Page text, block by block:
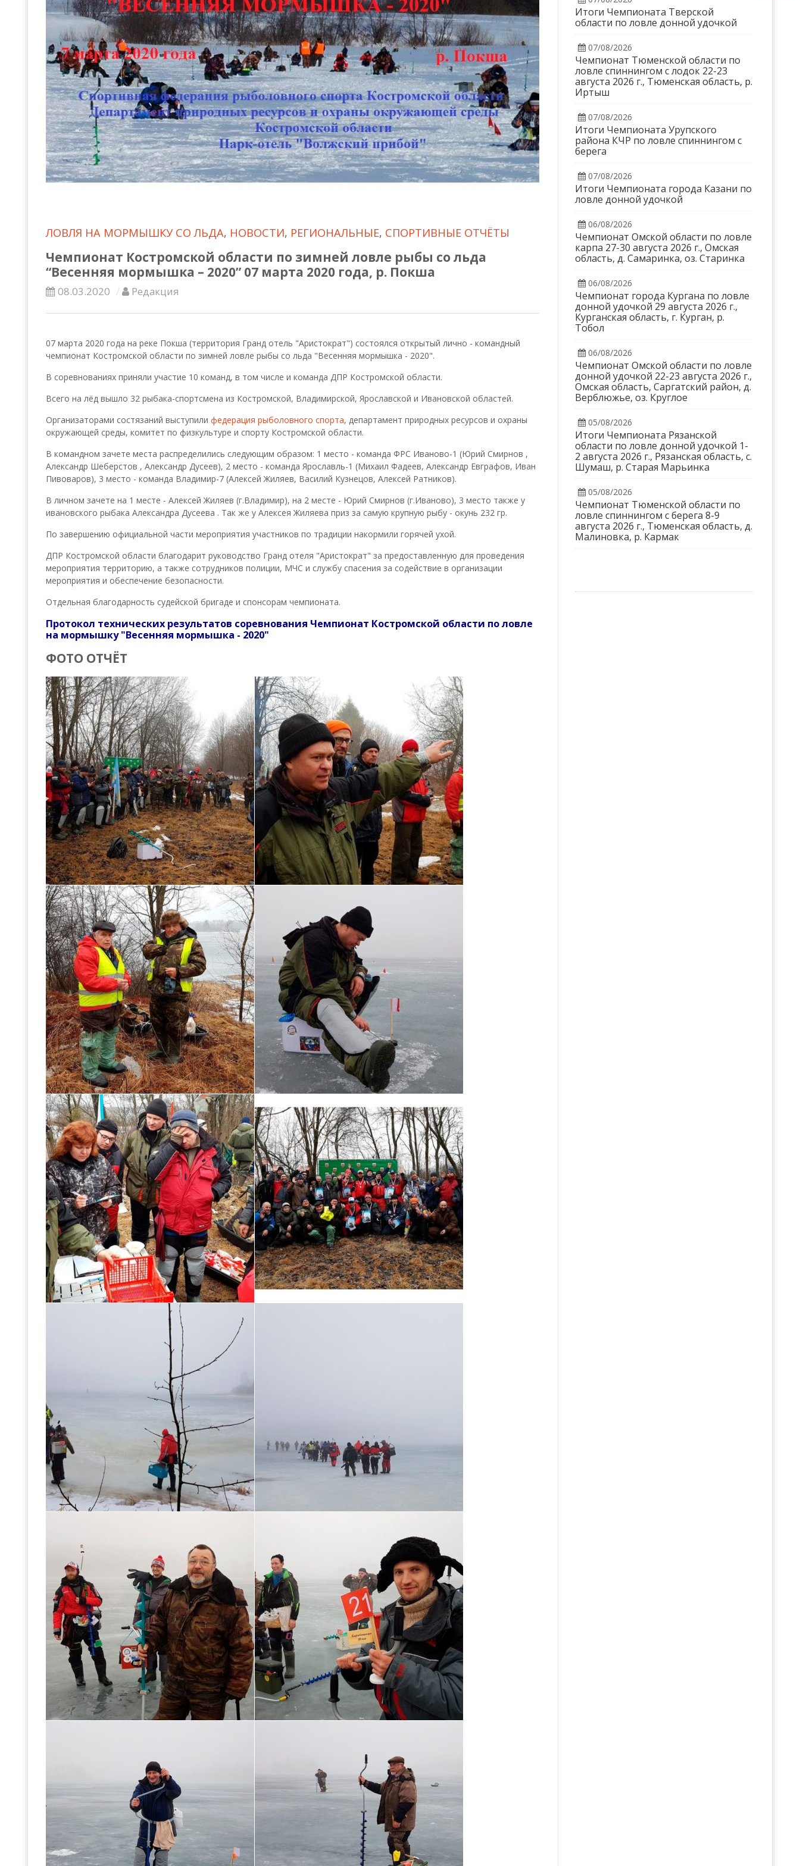
ЛОВЛЯ НА МОРМЫШКУ СО ЛЬДА, НОВОСТИ, РЕГИОНАЛЬНЫЕ, СПОРТИВНЫЕ ОТЧЁТЫ
Чемпионат Костромской области по зимней ловле рыбы со льда
“Весенняя мормышка – 2020” 07 марта 2020 года, р. Покша
08.03.2020 Редакция
07 марта 2020 года на реке Покша (территория Гранд отель "Аристократ") состоялся открытый лично - командный
чемпионат Костромской области по зимней ловле рыбы со льда "Весенняя мормышка - 2020".
В соревнованиях приняли участие 10 команд, в том числе и команда ДПР Костромской области.
Всего на лёд вышло 32 рыбака-спортсмена из Костромской, Владимирской, Ярославской и Ивановской областей.
Организаторами состязаний выступили федерация рыболовного спорта, департамент природных ресурсов и охраны
окружающей среды, комитет по физкультуре и спорту Костромской области.
В командном зачете места распределились следующим образом: 1 место - команда ФРС Иваново-1 (Юрий Смирнов ,
Александр Шеберстов , Александр Дусеев), 2 место - команда Ярославль-1 (Михаил Фадеев, Александр Евграфов, Иван
Пивоваров), 3 место - команда Владимир-7 (Алексей Жиляев, Василий Кузнецов, Алексей Ратников).
В личном зачете на 1 месте - Алексей Жиляев (г.Владимир), на 2 месте - Юрий Смирнов (г.Иваново), 3 место также у
ивановского рыбака Александра Дусеева . Так же у Алексея Жиляева приз за самую крупную рыбу - окунь 232 гр.
По завершению официальной части мероприятия участников по традиции накормили горячей ухой.
ДПР Костромской области благодарит руководство Гранд отеля "Аристократ" за предоставленную для проведения
мероприятия территорию, а также сотрудников полиции, МЧС и службу спасения за содействие в организации
мероприятия и обеспечение безопасности.
Отдельная благодарность судейской бригаде и спонсорам чемпионата.
Протокол технических результатов соревнования Чемпионат Костромской области по ловле
на мормышку "Весенняя мормышка - 2020"
ФОТО ОТЧЁТ
Итоги Чемпионата Тверской
области по ловле донной удочкой
07/08/2026
Чемпионат Тюменской области по
ловле спиннингом с лодок 22-23
августа 2026 г., Тюменская область, р.
Иртыш
07/08/2026
Итоги Чемпионата Урупского
района КЧР по ловле спиннингом с
берега
07/08/2026
Итоги Чемпионата города Казани по
ловле донной удочкой
06/08/2026
Чемпионат Омской области по ловле
карпа 27-30 августа 2026 г., Омская
область, д. Самаринка, оз. Старинка
06/08/2026
Чемпионат города Кургана по ловле
донной удочкой 29 августа 2026 г.,
Курганская область, г. Курган, р.
Тобол
06/08/2026
Чемпионат Омской области по ловле
донной удочкой 22-23 августа 2026 г.,
Омская область, Саргатский район, д.
Верблюжье, оз. Круглое
05/08/2026
Итоги Чемпионата Рязанской
области по ловле донной удочкой 1-
2 августа 2026 г., Рязанская область, с.
Шумаш, р. Старая Марьинка
05/08/2026
Чемпионат Тюменской области по
ловле спиннингом с берега 8-9
августа 2026 г., Тюменская область, д.
Малиновка, р. Кармак
Всероссийские правила
Судейские документы